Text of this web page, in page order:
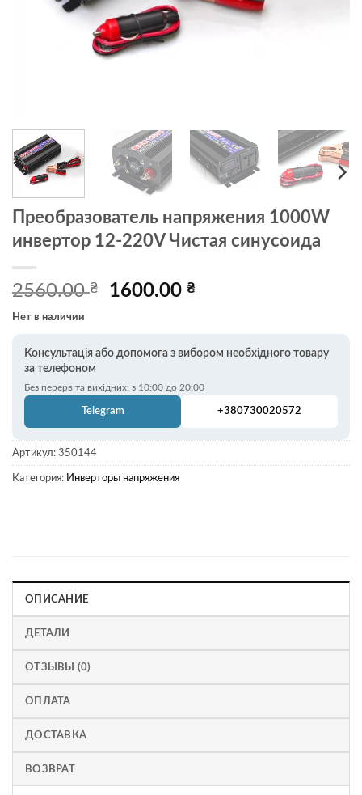
Преобразователь напряжения 1000W
инвертор 12-220V Чистая синусоида
2560.00₴
Первоначальная
2560.00 ₴.
1600.00₴
Нет в наличии
Консультація або допомога з вибором необхідного товару
за телефоном
Без перерв та вихідних: з 10:00 до 20:00
Telegram +380730020572
Артикул: 350144
Категория: Инверторы напряжения
ОПИСАНИЕ
ДЕТАЛИ
ОТЗЫВЫ (0)
ОПЛАТА
ДОСТАВКА
ВОЗВРАТ